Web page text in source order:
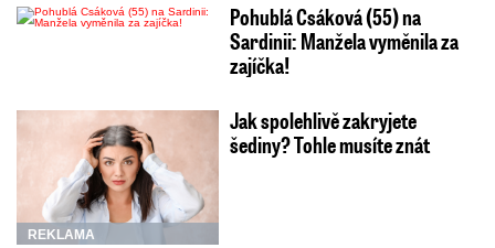
Pohublá Csáková (55) na
Sardinii: Manžela vyměnila za
zajíčka!
REKLAMA
Jak spolehlivě zakryjete
šediny? Tohle musíte znát